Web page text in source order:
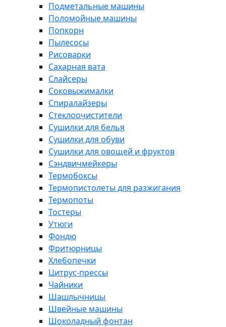
Подметальные машины
Поломойные машины
Попкорн
Пылесосы
Рисоварки
Сахарная вата
Слайсеры
Соковыжималки
Спиралайзеры
Стеклоочистители
Сушилки для белья
Сушилки для обуви
Сушилки для овощей и фруктов
Сэндвичмейкеры
Термобоксы
Термопистолеты для разжигания
Термопоты
Тостеры
Утюги
Фондю
Фритюрницы
Хлебопечки
Цитрус-прессы
Чайники
Шашлычницы
Швейные машины
Шоколадный фонтан